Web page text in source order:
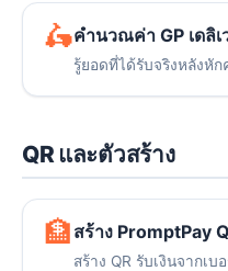
🛵คำนวณค่า GP เดลิ
รู้ยอดที่ได้รับจริงหลังหัก
QR และตัวสร้าง
🏦 สร้าง PromptPay
สร้าง QR รับเงินจากเบ